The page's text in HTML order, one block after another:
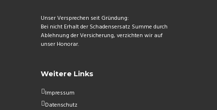
Unser Versprechen seit Gründung:
Bei nicht Erhalt der Schadensersatz Summe durch
Ablehnung der Versicherung, verzichten wir auf
unser Honorar.
Weitere Links
Impressum
Datenschutz